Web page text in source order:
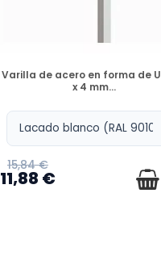
DISPONIBLE
Varilla de acero en forma de
x 4 mm...
15,84 €
11,88 €